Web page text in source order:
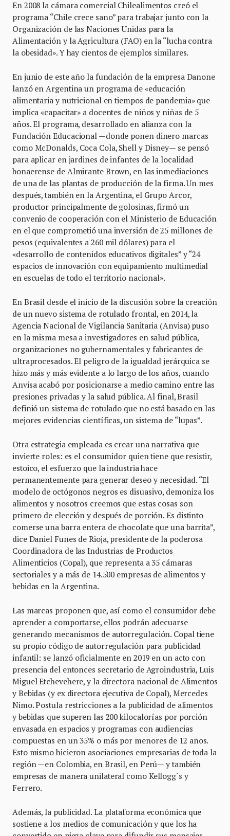
En 2008 la cámara comercial Chilealimentos creó el
programa “Chile crece sano” para trabajar junto con la
Organización de las Naciones Unidas para la
Alimentación y la Agricultura (FAO) en la “lucha contra
la obesidad». Y hay cientos de ejemplos similares.
En junio de este año la fundación de la empresa Danone
lanzó en Argentina un programa de «educación
alimentaria y nutricional en tiempos de pandemia» que
implica «capacitar» a docentes de niños y niñas de 5
años. El programa, desarrollado en alianza con la
Fundación Educacional —donde ponen dinero marcas
como McDonalds, Coca Cola, Shell y Disney— se pensó
para aplicar en jardines de infantes de la localidad
bonaerense de Almirante Brown, en las inmediaciones
de una de las plantas de producción de la firma. Un mes
después, también en la Argentina, el Grupo Arcor,
productor principalmente de golosinas, firmó un
convenio de cooperación con el Ministerio de Educación
en el que comprometió una inversión de 25 millones de
pesos (equivalentes a 260 mil dólares) para el
«desarrollo de contenidos educativos digitales” y “24
espacios de innovación con equipamiento multimedial
en escuelas de todo el territorio nacional».
En Brasil desde el inicio de la discusión sobre la creación
de un nuevo sistema de rotulado frontal, en 2014, la
Agencia Nacional de Vigilancia Sanitaria (Anvisa) puso
en la misma mesa a investigadores en salud pública,
organizaciones no gubernamentales y fabricantes de
ultraprocesados. El peligro de la igualdad jerárquica se
hizo más y más evidente a lo largo de los años, cuando
Anvisa acabó por posicionarse a medio camino entre las
presiones privadas y la salud pública. Al final, Brasil
definió un sistema de rotulado que no está basado en las
mejores evidencias científicas, un sistema de “lupas”.
Otra estrategia empleada es crear una narrativa que
invierte roles: es el consumidor quien tiene que resistir,
estoico, el esfuerzo que la industria hace
permanentemente para generar deseo y necesidad. “El
modelo de octógonos negros es disuasivo, demoniza los
alimentos y nosotros creemos que estas cosas son
primero de elección y después de porción. Es distinto
comerse una barra entera de chocolate que una barrita”,
dice Daniel Funes de Rioja, presidente de la poderosa
Coordinadora de las Industrias de Productos
Alimenticios (Copal), que representa a 35 cámaras
sectoriales y a más de 14.500 empresas de alimentos y
bebidas en la Argentina.
Las marcas proponen que, así como el consumidor debe
aprender a comportarse, ellos podrán adecuarse
generando mecanismos de autorregulación. Copal tiene
su propio código de autorregulación para publicidad
infantil: se lanzó oficialmente en 2019 en un acto con
presencia del entonces secretario de Agroindustria, Luis
Miguel Etchevehere, y la directora nacional de Alimentos
y Bebidas (y ex directora ejecutiva de Copal), Mercedes
Nimo. Postula restricciones a la publicidad de alimentos
y bebidas que superen las 200 kilocalorías por porción
envasada en espacios y programas con audiencias
compuestas en un 35% o más por menores de 12 años.
Esto mismo hicieron asociaciones empresarias de toda la
región —en Colombia, en Brasil, en Perú— y también
empresas de manera unilateral como Kellogg´s y
Ferrero.
Además, la publicidad. La plataforma económica que
sostiene a los medios de comunicación y que los ha